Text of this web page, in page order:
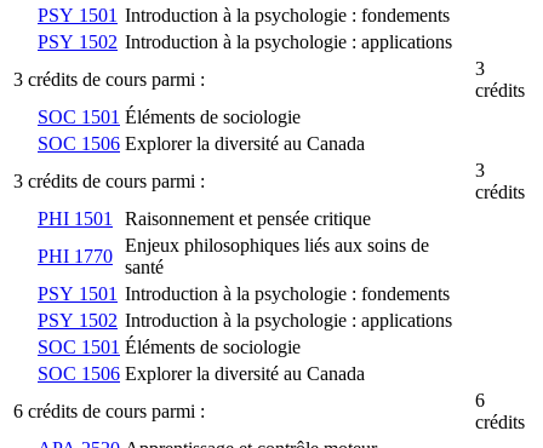
PSY 1501 Introduction à la psychologie : fondements
PSY 1502 Introduction à la psychologie : applications
3 crédits de cours parmi :
3
crédits
SOC 1501 Éléments de sociologie
SOC 1506 Explorer la diversité au Canada
3 crédits de cours parmi :
3
crédits
PHI 1501
Raisonnement et pensée critique
PHI 1770
Enjeux philosophiques liés aux soins de
santé
PSY 1501 Introduction à la psychologie : fondements
PSY 1502 Introduction à la psychologie : applications
SOC 1501 Éléments de sociologie
SOC 1506 Explorer la diversité au Canada
6 crédits de cours parmi :
6
crédits